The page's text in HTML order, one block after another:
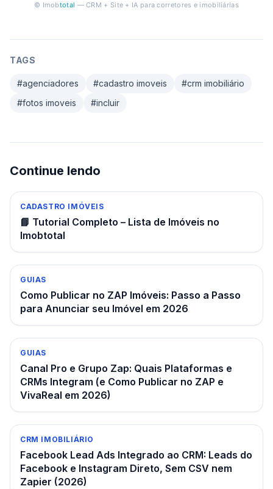
© Imobtotal — CRM + Site + IA para corretores e imobiliárias
TAGS
#agenciadores #cadastro imoveis #crm imobiliário
#fotos imoveis #incluir
Continue lendo
CADASTRO IMÓVEIS
📘 Tutorial Completo – Lista de Imóveis no
Imobtotal
GUIAS
Como Publicar no ZAP Imóveis: Passo a Passo
para Anunciar seu Imóvel em 2026
GUIAS
Canal Pro e Grupo Zap: Quais Plataformas e
CRMs Integram (e Como Publicar no ZAP e
VivaReal em 2026)
CRM IMOBILIÁRIO
Facebook Lead Ads Integrado ao CRM: Leads do
Facebook e Instagram Direto, Sem CSV nem
Zapier (2026)